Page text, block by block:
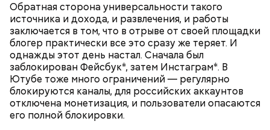
Обратная сторона универсальности такого
источника и дохода, и развлечения, и работы
заключается в том, что в отрыве от своей площадки
блогер практически все это сразу же теряет. И
однажды этот день настал. Сначала был
заблокирован Фейсбук*, затем Инстаграм*. В
Ютубе тоже много ограничений — регулярно
блокируются каналы, для российских аккаунтов
отключена монетизация, и пользователи опасаются
его полной блокировки.
Однако если молния все же взорвется, то это
может привести к тому, что человек получит ожоги
или загорится помещение, предупредил эксперт.
— Встречался с теми, кто уехал раньше, так как
раньше прибывал на место. Было большое чувство
радости от встречи с однополчанами, — говорит
он.